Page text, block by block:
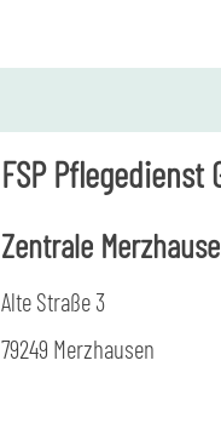
FSP Pflegedienst
Zentrale
Alte Straße 3
79249 Merzhausen